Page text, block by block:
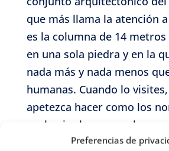
Preferencias de
que más llama la atención
es la columna de 14
en una sola piedra y en la
nada más y nada menos
humanas. Cuando lo
apetezca hacer como los
suelen ir al parque a hacer
hace buen tiempo o